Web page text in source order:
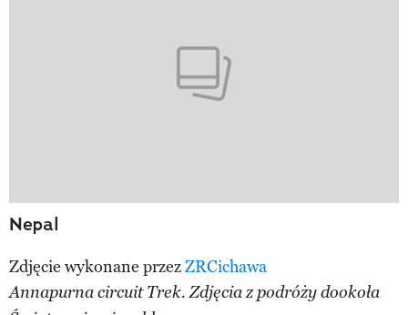
Nepal
Zdjęcie wykonane przezZRCichawa
Annapurna circuit Trek. Zdjęcia z podróży dookoła